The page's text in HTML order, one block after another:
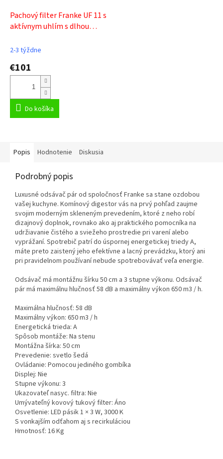
Pachový filter Franke UF 11 s
aktívnym uhlím s dlhou
2-3 týždne
€101
Do košíka
Popis Hodnotenie Diskusia
Podrobný popis
Luxusné odsávač pár od spoločnosť Franke sa stane ozdobou
vašej kuchyne. Komínový digestor vás na prvý pohľad zaujme
svojim moderným skleneným prevedením, ktoré z neho robí
dizajnový doplnok, rovnako ako aj praktického pomocníka na
udržiavanie čistého a sviežeho prostredie pri varení alebo
vyprážaní. Spotrebič patrí do úspornej energetickej triedy A,
máte preto zaistený jeho efektívne a lacný prevádzku, ktorý ani
pri pravidelnom používaní nebude spotrebovávať veľa energie.
Odsávač má montážnu šírku 50 cm a 3 stupne výkonu. Odsávač
pár má maximálnu hlučnosť 58 dB a maximálny výkon 650 m3 / h.
Maximálna hlučnosť: 58 dB
Maximálny výkon: 650 m3 / h
Energetická trieda: A
Spôsob montáže: Na stenu
Montážna šírka: 50 cm
Prevedenie: svetlo šedá
Ovládanie: Pomocou jediného gombíka
Displej: Nie
Stupne výkonu: 3
Ukazovateľ nasyc. filtra: Nie
Umývateľný kovový tukový filter: Áno
Osvetlenie: LED pásik 1 × 3 W, 3000 K
S vonkajším odťahom aj s recirkuláciou
Hmotnosť: 16 Kg